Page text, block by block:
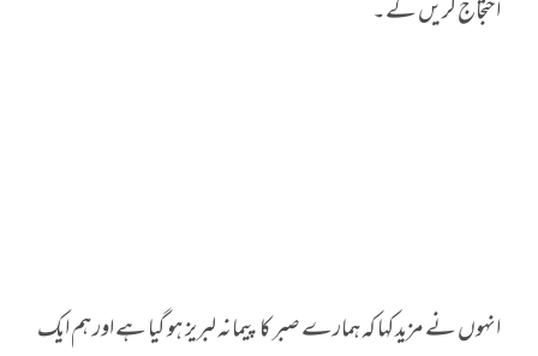
احتجاج کریں گے۔
انہوں نے مزید کہا کہ ہمارے صبر کا پیمانہ لبریز ہو گیا ہے اور ہم ایک